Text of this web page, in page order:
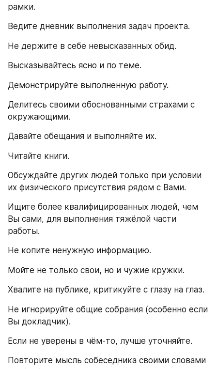
рамки.
Ведите дневник выполнения задач проекта.
Не держите в себе невысказанных обид.
Высказывайтесь ясно и по теме.
Демонстрируйте выполненную работу.
Делитесь своими обоснованными страхами с
окружающими.
Давайте обещания и выполняйте их.
Читайте книги.
Обсуждайте других людей только при условии
их физического присутствия рядом с Вами.
Ищите более квалифицированных людей, чем
Вы сами, для выполнения тяжёлой части
работы.
Не копите ненужную информацию.
Мойте не только свои, но и чужие кружки.
Хвалите на публике, критикуйте с глазу на глаз.
Не игнорируйте общие собрания (особенно если
Вы докладчик).
Если не уверены в чём-то, лучше уточняйте.
Повторите мысль собеседника своими словами